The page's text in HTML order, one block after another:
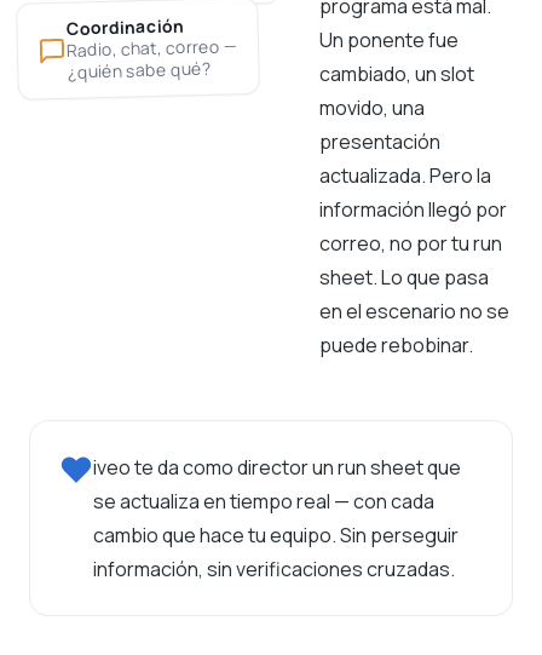
Coordinación
Radio, chat, correo —
¿quién sabe qué?
programa está mal.
Un ponente fue
cambiado, un slot
movido, una
presentación
actualizada. Pero la
información llegó por
correo, no por tu run
sheet. Lo que pasa
en el escenario no se
puede rebobinar.
iveo te da como director un run sheet que
se actualiza en tiempo real — con cada
cambio que hace tu equipo. Sin perseguir
información, sin verificaciones cruzadas.